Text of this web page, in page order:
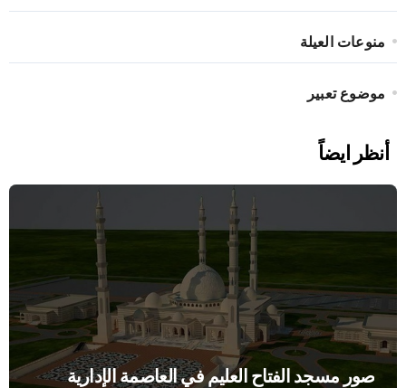
منوعات العيلة
موضوع تعبير
أنظر ايضاً
صور مسجد الفتاح العليم في العاصمة الإدارية